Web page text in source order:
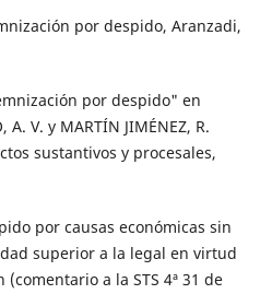
por despido, Aranzadi,
por despido" en
A. V. y MARTÍN JIMÉNEZ, R.
sustantivos y procesales,
por causas económicas sin
superior a la legal en virtud
a la STS 4ª 31 de